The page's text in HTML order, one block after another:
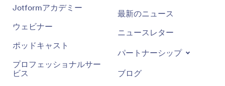
Jotformアカデミー
ウェビナー
ポッドキャスト
プロフェッショナルサー
ビス
最新のニュース
ニュースレター
パートナーシップ
ブログ